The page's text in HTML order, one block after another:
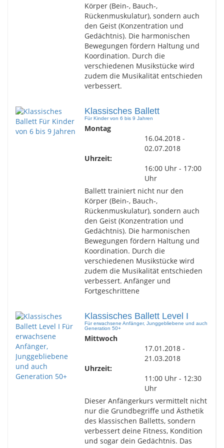
Körper (Bein-, Bauch-,
Rückenmuskulatur), sondern auch
den Geist (Konzentration und
Gedächtnis). Die harmonischen
Bewegungen fördern Haltung und
Koordination. Durch die
verschiedenen Musikstücke wird
zudem die Musikalität entschieden
verbessert.
Klassisches Ballett
Für Kinder von 6 bis 9 Jahren
Montag
16.04.2018 -
02.07.2018
Uhrzeit:
16:00 Uhr - 17:00
Uhr
Ballett trainiert nicht nur den
Körper (Bein-, Bauch-,
Rückenmuskulatur), sondern auch
den Geist (Konzentration und
Gedächtnis). Die harmonischen
Bewegungen fördern Haltung und
Koordination. Durch die
verschiedenen Musikstücke wird
zudem die Musikalität entschieden
verbessert. Anfänger und
Fortgeschrittene
Klassisches Ballett Level I
Für erwachsene Anfänger, Junggebliebene und auch
Generation 50+
Mittwoch
17.01.2018 -
21.03.2018
Uhrzeit:
11:00 Uhr - 12:30
Uhr
Dieser Anfängerkurs vermittelt nicht
nur die Grundbegriffe und Ästhetik
des klassischen Balletts, sondern
verbessert deine Fitness, Kondition
und sogar dein Gedächtnis. Das